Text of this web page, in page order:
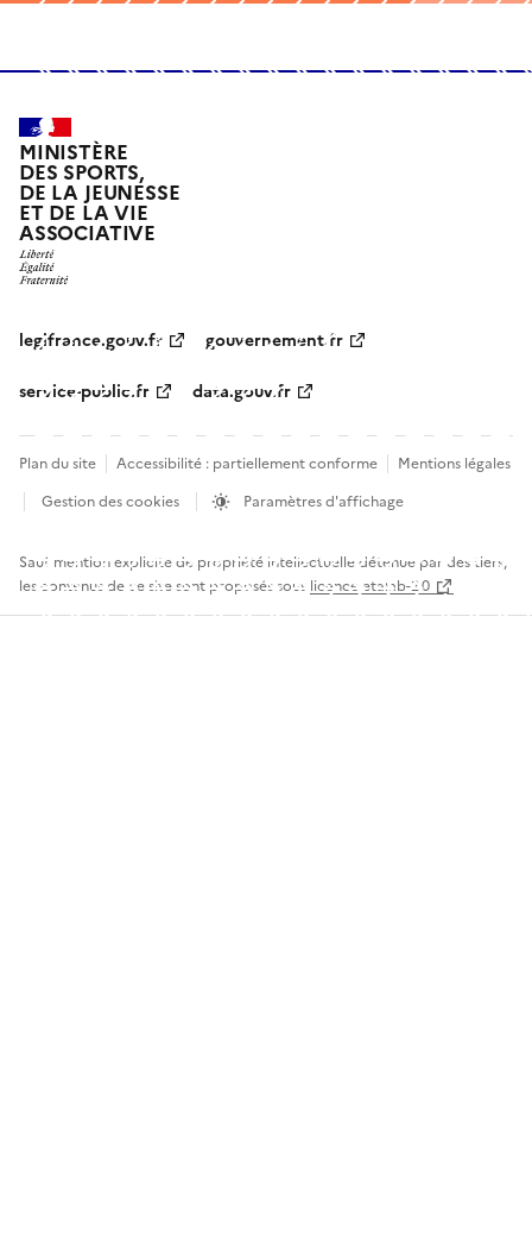
MINISTÈRE
DES SPORTS,
DE LA JEUNESSE
ET DE LA VIE
ASSOCIATIVE
legifrance.gouv.fr gouvernement.fr
service-public.fr data.gouv.fr
Plan du site Accessibilité : partiellement conforme
Mentions légales
Gestion des cookies
Paramètres d'affichage
Sauf mention explicite de propriété intellectuelle détenue par des tiers,
les contenus de ce site sont proposés sous licence etalab-2.0